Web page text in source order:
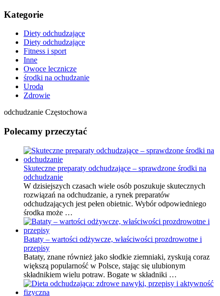
Kategorie
Diety odchudzające
Diety odchudzające
Fitness i sport
Inne
Owoce lecznicze
środki na ochudzanie
Uroda
Zdrowie
odchudzanie Częstochowa
Polecamy przeczytać
Skuteczne preparaty odchudzające – sprawdzone środki na
odchudzanie
W dzisiejszych czasach wiele osób poszukuje skutecznych
rozwiązań na odchudzanie, a rynek preparatów
odchudzających jest pełen obietnic. Wybór odpowiedniego
środka może …
Bataty – wartości odżywcze, właściwości prozdrowotne i
przepisy
Bataty, znane również jako słodkie ziemniaki, zyskują coraz
większą popularność w Polsce, stając się ulubionym
składnikiem wielu potraw. Bogate w składniki …